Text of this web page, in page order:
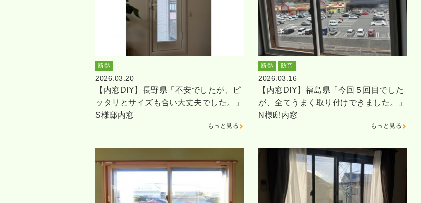
断熱
2026.03.20
【内窓DIY】長野県「不安でしたが、ピ
ッタリとサイズも合い大丈夫でした。」
S様邸内窓
もっと見る
断熱 防音
2026.03.16
【内窓DIY】福島県「今回５回目でした
が、全てうまく取り付けできました。」
N様邸内窓
もっと見る